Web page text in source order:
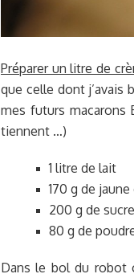
Préparer un litre de
que celle dont j’avais
mes futurs macarons
tiennent …)
1 litre de lait
170 g de
200 g de
80 g de
Dans le bol du robot